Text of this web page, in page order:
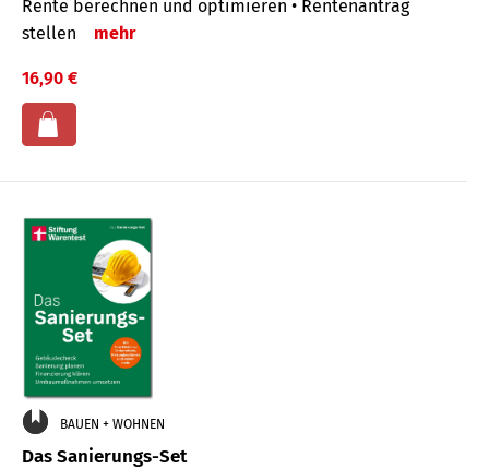
Rente berechnen und optimieren • Rentenantrag
stellen
mehr
16,90 €
BAUEN + WOHNEN
Das Sanierungs-Set